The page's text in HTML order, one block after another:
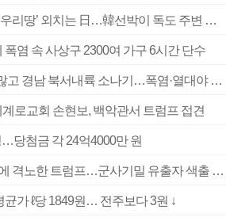
[속보] 여전히 ‘독도는 우리땅’ 외치는 日…韓선박이 독도 주변 해양조사 활동하자 반발
폭염 속 사상구 2300여 가구 6시간 단수
부산 울산 경남 구름 많고 경남 북서내륙 소나기…폭염·열대야 계속
계로교회 손현보, 백악관서 트럼프 접견
당첨금 각 24억4000만 원
‘탄약 부족 사태’ 보도에 격노한 트럼프…군사기밀 유출자 색출 지시
가 ℓ당 1849원… 전주보다 3원 ↓